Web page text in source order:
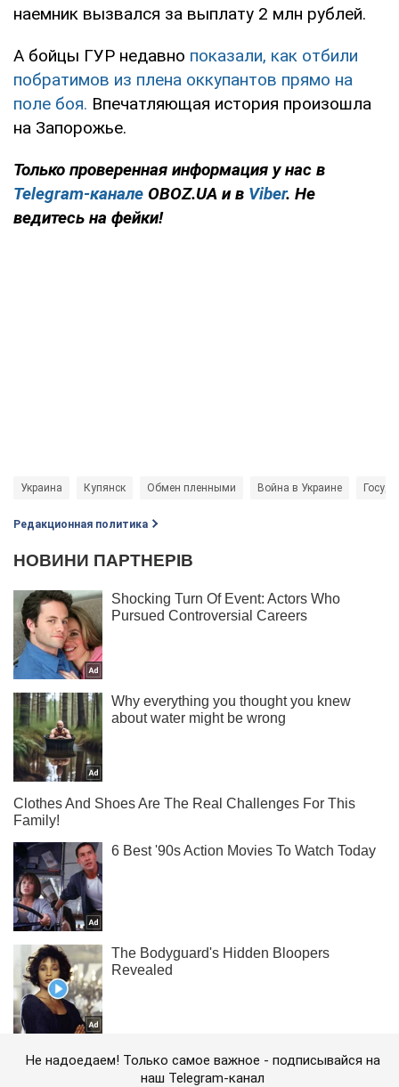
наемник вызвался за выплату 2 млн рублей.
А бойцы ГУР недавно показали, как отбили
побратимов из плена оккупантов прямо на
поле боя. Впечатляющая история произошла
на Запорожье.
Только проверенная информация у нас в
Telegram-канале OBOZ.UA и в Viber. Не
ведитесь на фейки!
Украина Купянск Обмен пленными Война в Украине
Редакционная политика
Не надоедаем! Только самое важное - подписывайся на
наш Telegram-канал